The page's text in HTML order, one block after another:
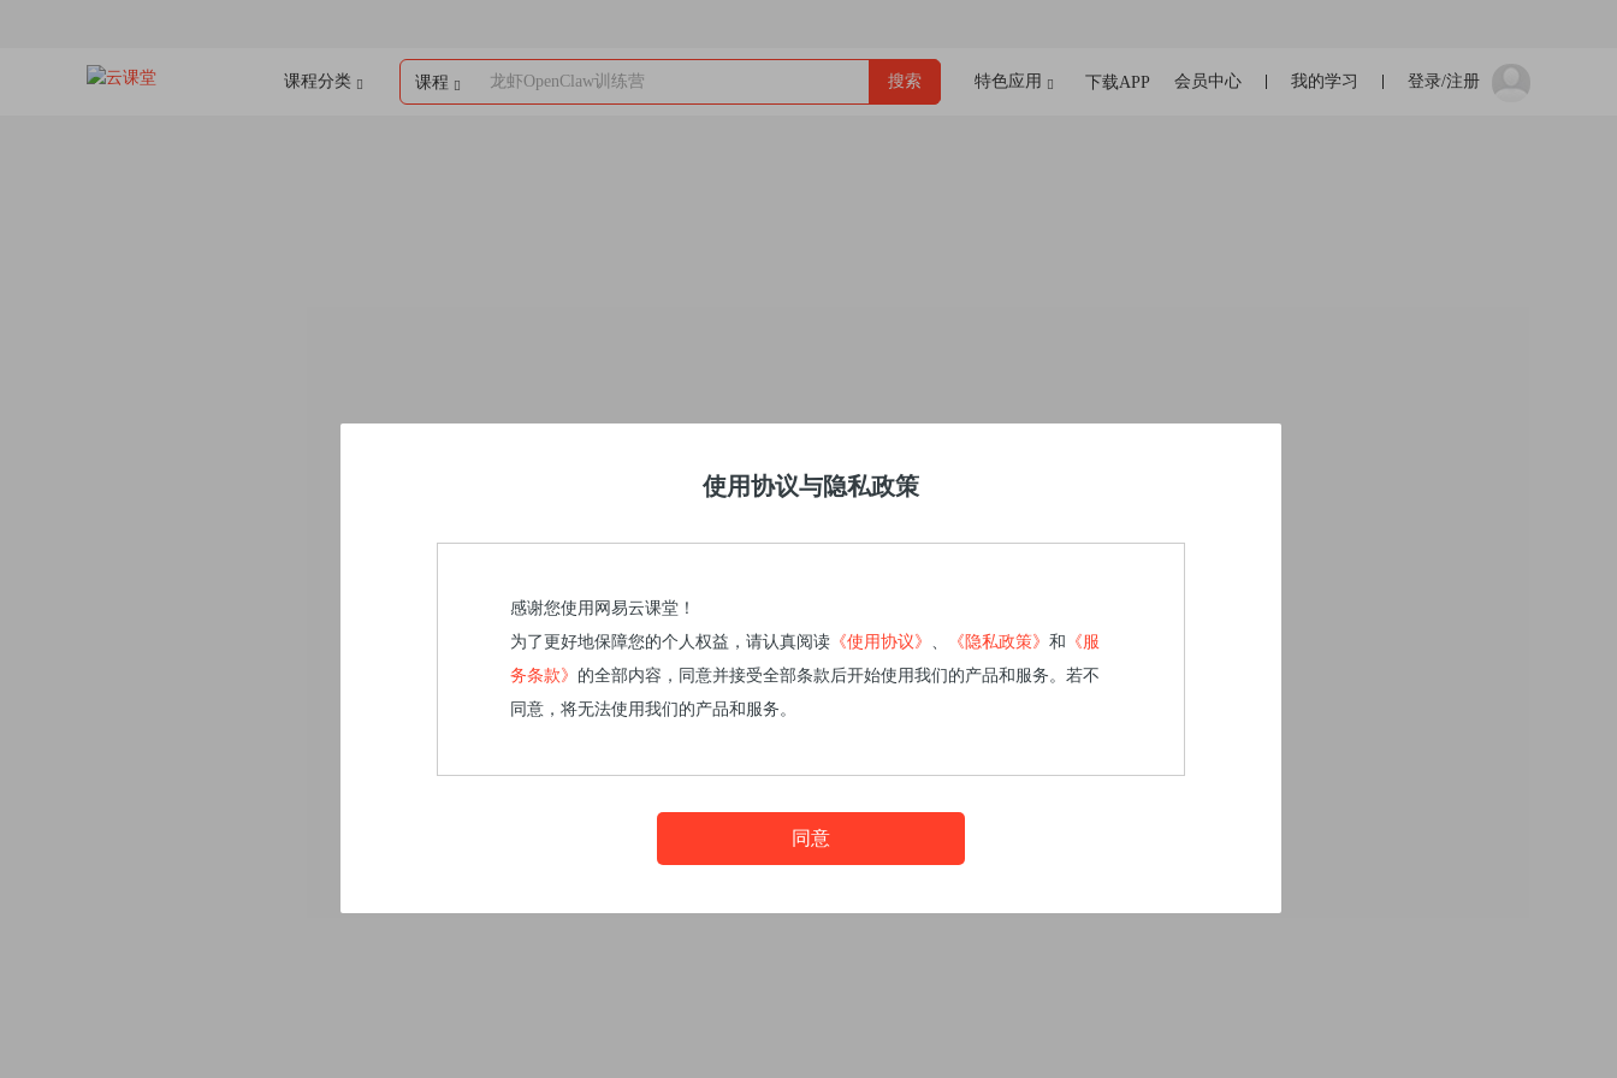
课程分类 课程 龙虾OpenClaw训练营 搜索 特色应用 下载APP 登录/注册
我的学习
会员中心
使用协议与隐私政策
感谢您使用网易云课堂！
为了更好地保障您的个人权益，请认真阅读 《使用协议》 《隐私政策》 和 《服
务条款》 的全部内容，同意并接受全部条款后开始使用我们的产品和服务。若不
同意，将无法使用我们的产品和服务。
同意